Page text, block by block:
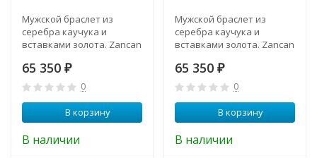
Мужской браслет из
серебра каучука и
вставками золота. Zancan
65 350 ₽
0
В корзину
В наличии
Мужской браслет из
серебра каучука и
вставками золота. Zancan
65 350 ₽
0
В корзину
В наличии